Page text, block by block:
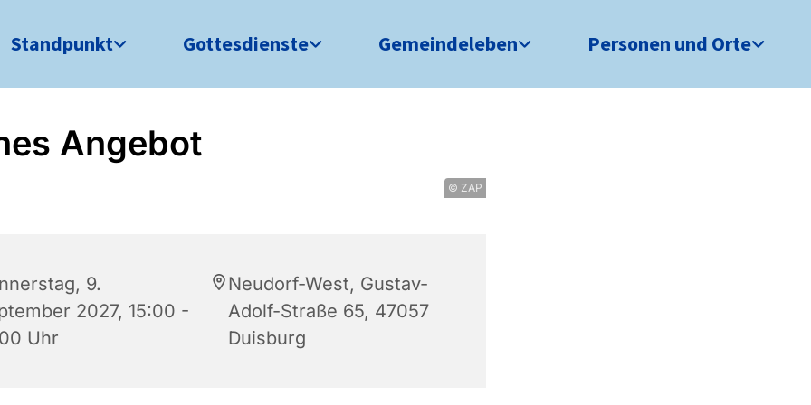
Standpunkt Gottesdienste Gemeindeleben Personen und Orte
Angebot
© ZAP
9.
2027, 15:00 -
Uhr
Neudorf-West, Gustav-
Adolf-Straße 65, 47057
Duisburg